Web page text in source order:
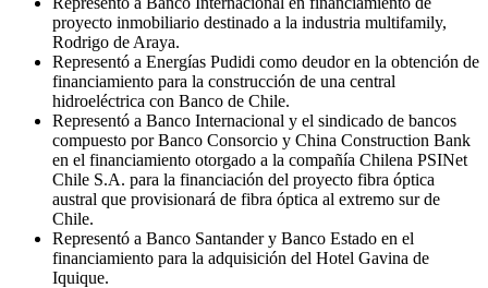
proyecto inmobiliario destinado a la industria multifamily,
Rodrigo de Araya.
Representó a Energías Pudidi como deudor en la obtención de
financiamiento para la construcción de una central
hidroeléctrica con Banco de Chile.
Representó a Banco Internacional y el sindicado de bancos
compuesto por Banco Consorcio y China Construction Bank
en el financiamiento otorgado a la compañía Chilena PSINet
Chile S.A. para la financiación del proyecto fibra óptica
austral que provisionará de fibra óptica al extremo sur de
Chile.
Representó a Banco Santander y Banco Estado en el
financiamiento para la adquisición del Hotel Gavina de
Iquique.